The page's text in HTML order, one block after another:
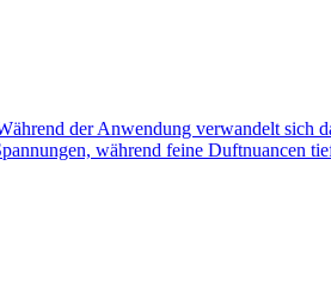
der Anwendung verwandelt sich
während feine Duftnuancen